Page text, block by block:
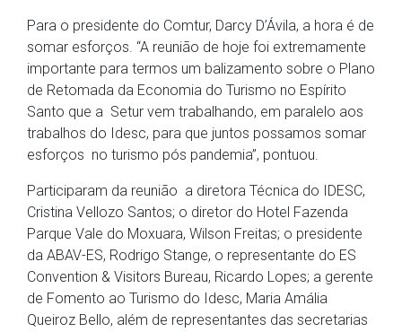
Para o presidente do Comtur, Darcy D’Ávila, a hora é de
somar esforços. “A reunião de hoje foi extremamente
importante para termos um balizamento sobre o Plano
de Retomada da Economia do Turismo no Espírito
Santo que a Setur vem trabalhando, em paralelo aos
trabalhos do Idesc, para que juntos possamos somar
esforços no turismo pós pandemia”, pontuou.
Participaram da reunião a diretora Técnica do IDESC,
Cristina Vellozo Santos; o diretor do Hotel Fazenda
Parque Vale do Moxuara, Wilson Freitas; o presidente
da ABAV-ES, Rodrigo Stange, o representante do ES
Convention & Visitors Bureau, Ricardo Lopes; a gerente
de Fomento ao Turismo do Idesc, Maria Amália
Queiroz Bello, além de representantes das secretarias